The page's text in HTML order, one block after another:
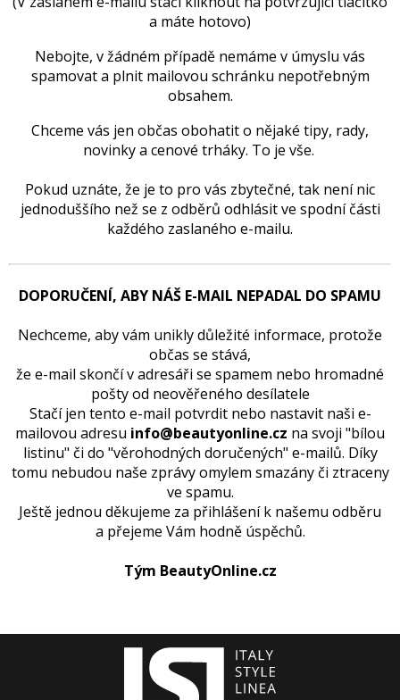
a máte hotovo)
Nebojte, v žádném případě nemáme v úmyslu vás
spamovat a plnit mailovou schránku nepotřebným
obsahem.
Chceme vás jen občas obohatit o nějaké tipy, rady,
novinky a cenové trháky. To je vše.
Pokud uznáte, že je to pro vás zbytečné, tak není nic
jednoduššího než se z odběrů odhlásit ve spodní části
každého zaslaného e-mailu.
DOPORUČENÍ, ABY NÁŠ E-MAIL NEPADAL DO SPAMU
Nechceme, aby vám unikly důležité informace, protože
občas se stává,
že e-mail skončí v adresáři se spamem nebo hromadné
pošty od neověřeného desílatele
Stačí jen tento e-mail potvrdit nebo nastavit naši e-
mailovou adresu info@beautyonline.cz na svoji "bílou
listinu" či do "věrohodných doručených" e-mailů. Díky
tomu nebudou naše zprávy omylem smazány či ztraceny
ve spamu.
Ještě jednou děkujeme za přihlášení k našemu odběru
a přejeme Vám hodně úspěchů.
Tým BeautyOnline.cz